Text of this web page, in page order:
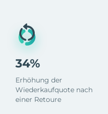
34%
Erhöhung der
Wiederkaufquote nach
einer Retoure